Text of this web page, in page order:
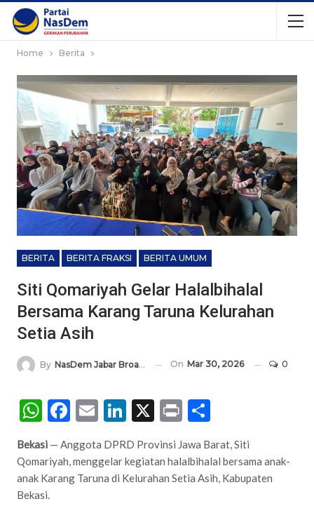
Home Berita
BERITA BERITA FRAKSI BERITA UMUM
Siti Qomariyah Gelar Halalbihalal
Bersama Karang Taruna Kelurahan
Setia Asih
By NasDem Jabar Broadcasting Network On Mar 30, 2026 0
WhatsApp
Facebook
EmailLinkedIn
X Print
Bekasi — Anggota DPRD Provinsi Jawa Barat, Siti
Qomariyah, menggelar kegiatan halalbihalal bersama anak-
anak Karang Taruna di Kelurahan Setia Asih, Kabupaten
Bekasi.